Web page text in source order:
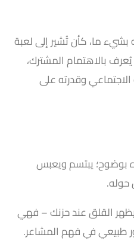
ما، كأن تُشير إلى لعبة
يُعرف بالاهتمام المشترك،
وقدرته على
بوضوح؛ يبتسم ويعبس
حوله.
القلق عند حزنك – فهي
طبيعي في فهم المشاعر.